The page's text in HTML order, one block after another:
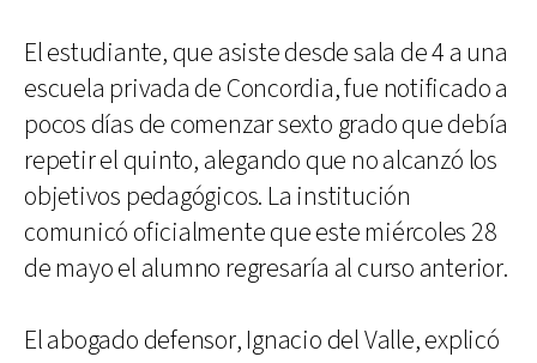
El estudiante, que asiste desde sala de 4 a una
escuela privada de Concordia, fue notificado a
pocos días de comenzar sexto grado que debía
repetir el quinto, alegando que no alcanzó los
objetivos pedagógicos. La institución
comunicó oficialmente que este miércoles 28
de mayo el alumno regresaría al curso anterior.
El abogado defensor, Ignacio del Valle, explicó